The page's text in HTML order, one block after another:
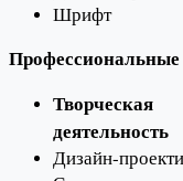
Шрифт
деятельность
Дизайн-